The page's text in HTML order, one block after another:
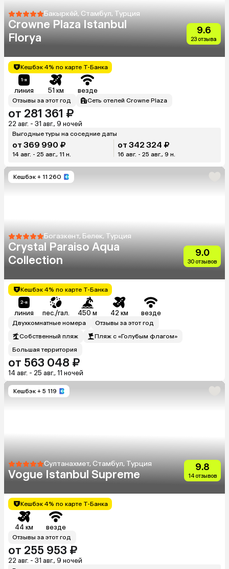
Бакыркёй, Стамбул, Турция
Crowne Plaza Istanbul
Florya
9.6
23 отзыва
Кешбэк 4% по карте Т-Банка
линия 51 км везде
Отзывы за этот год Сеть отелей Crowne Plaza
от 281 361 ₽
22 авг. - 31 авг., 9 ночей
Выгодные туры на соседние даты
от 369 990 ₽
14 авг. - 25 авг., 11 н.
от 342 324 ₽
16 авг. - 25 авг., 9 н.
Кешбэк + 11 260
Богазкент, Белек, Турция
Crystal Paraiso Aqua
Collection
9.0
30 отзывов
Кешбэк 4% по карте Т-Банка
линия пес./гал. 450 м 42 км везде
Двухкомнатные номера
Отзывы за этот год
Собственный пляж
Пляж с «Голубым флагом»
Большая территория
от 563 048 ₽
14 авг. - 25 авг., 11 ночей
Кешбэк + 5 119
Султанахмет, Стамбул, Турция
Vogue Istanbul Supreme
9.8
14 отзывов
Кешбэк 4% по карте Т-Банка
44 км везде
Отзывы за этот год
от 255 953 ₽
22 авг. - 31 авг., 9 ночей